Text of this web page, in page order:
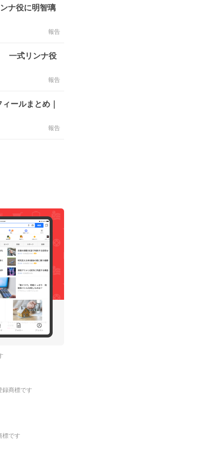
ナ役に明智璃
報告
一式リンナ役
報告
ールまとめ｜
報告
録商標です
標です